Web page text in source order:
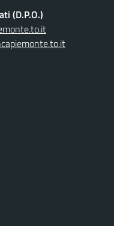
(D.P.O.)